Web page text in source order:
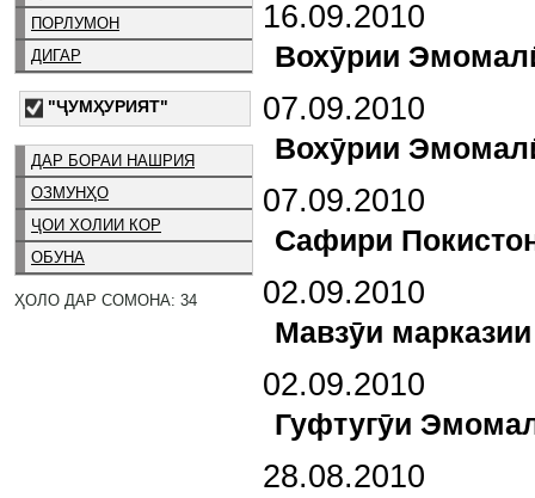
ПОРЛУМОН
ДИГАР
"ҶУМҲУРИЯТ"
ДАР БОРАИ НАШРИЯ
ОЗМУНҲО
ҶОИ ХОЛИИ КОР
ОБУНА
ҲОЛО ДАР СОМОНА: 34
16.09.2010
Вохӯрии
07.09.2010
Вохӯрии
07.09.2010
Сафири
02.09.2010
Мавзӯи
02.09.2010
Гуфтугӯи
28.08.2010